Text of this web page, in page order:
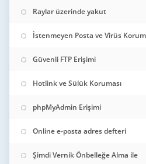
Raylar üzerinde yakut
İstenmeyen Posta ve Virüs
Güvenli FTP Erişimi
Hotlink ve Sülük Koruması
phpMyAdmin Erişimi
Online e-posta adres defteri
Şimdi Vernik Önbelleğe Alma ile